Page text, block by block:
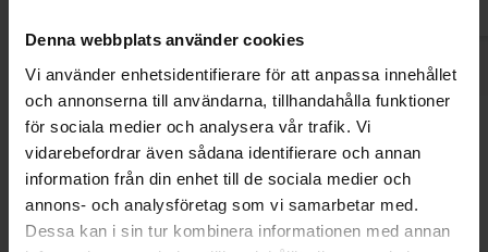
Denna webbplats använder cookies
Vi använder enhetsidentifierare för att anpassa innehållet
och annonserna till användarna, tillhandahålla funktioner
för sociala medier och analysera vår trafik. Vi
vidarebefordrar även sådana identifierare och annan
information från din enhet till de sociala medier och
annons- och analysföretag som vi samarbetar med.
Dessa kan i sin tur kombinera informationen med annan
Andra gillade